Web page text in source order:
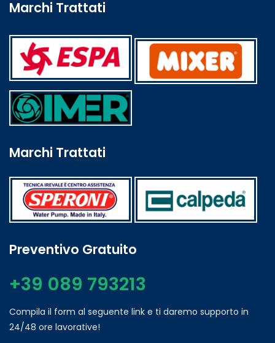
Marchi Trattati
Marchi Trattati
Preventivo Gratuito
+39 089 793213
Compila il form al seguente link e ti daremo supporto in
24/48 ore lavorative!